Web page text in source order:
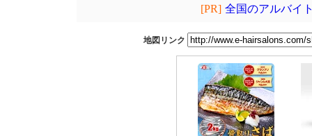
[PR] 全国のアルバイ
地図リンク